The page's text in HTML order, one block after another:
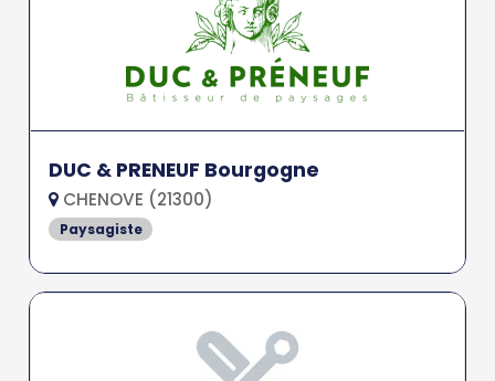
DUC & PRENEUF Bourgogne
CHENOVE (21300)
Paysagiste